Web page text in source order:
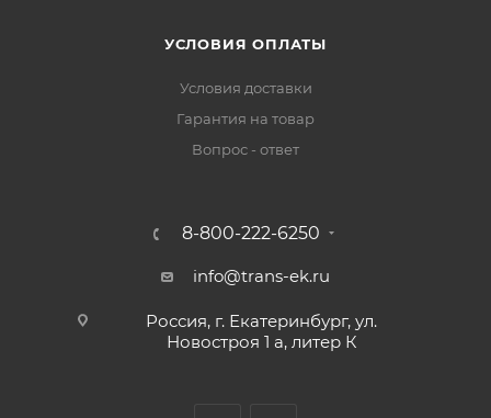
УСЛОВИЯ ОПЛАТЫ
Условия доставки
Гарантия на товар
Вопрос - ответ
8-800-222-6250
info@trans-ek.ru
Россия, г. Екатеринбург, ул.
Новостроя 1 а, литер К